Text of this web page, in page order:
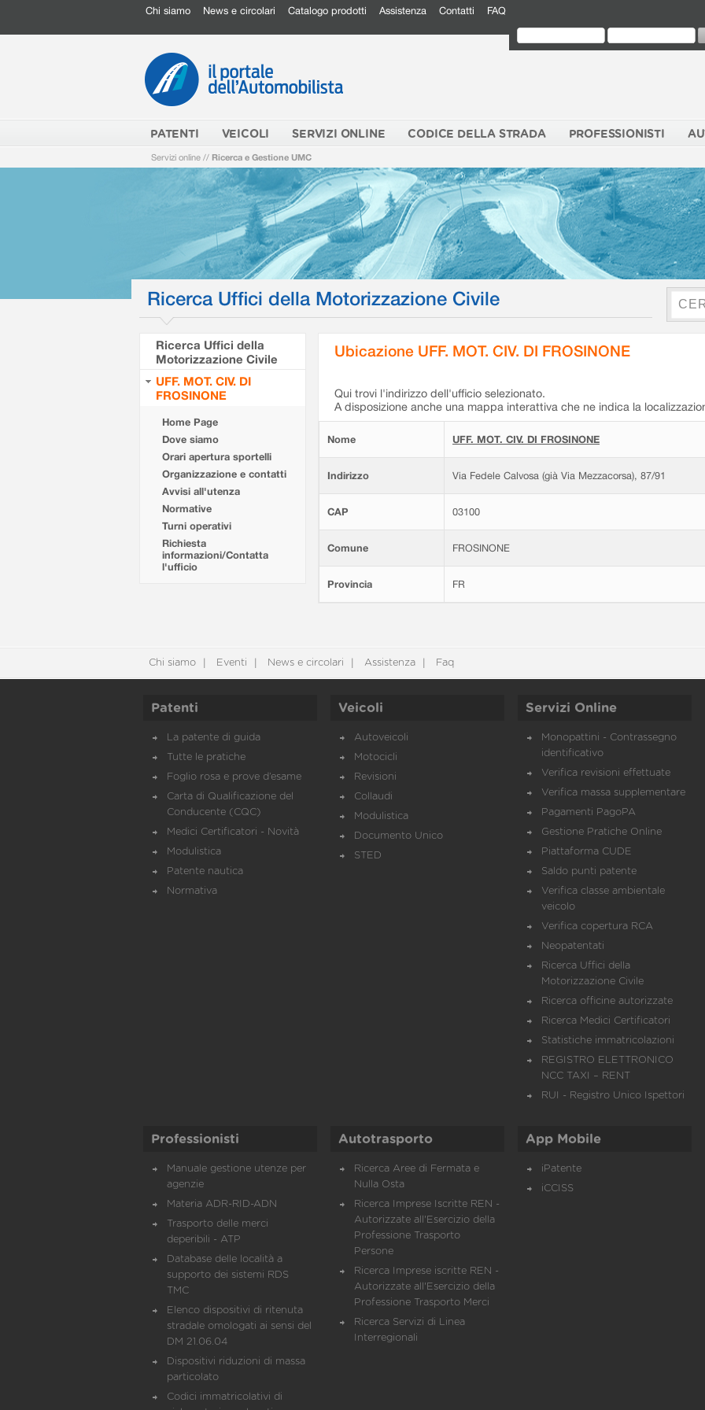
Chi siamo News e circolari Catalogo prodotti Assistenza Contatti FAQ
PATENTI VEICOLI SERVIZI ONLINE CODICE DELLA STRADA PROFESSIONISTI
Servizi online // Ricerca e Gestione UMC
Ricerca Uffici della Motorizzazione Civile
Ricerca Uffici della
Motorizzazione Civile
UFF. MOT. CIV. DI
FROSINONE
Home Page
Dove siamo
Orari apertura sportelli
Organizzazione e contatti
Avvisi all'utenza
Normative
Turni operativi
Richiesta
informazioni/Contatta
l'ufficio
Ubicazione UFF. MOT. CIV. DI FROSINONE
Qui trovi l'indirizzo dell'ufficio selezionato.
A disposizione anche una mappa interattiva che ne indica la
Nome UFF. MOT. CIV. DI FROSINONE
Indirizzo Via Fedele Calvosa (già Via Mezzacorsa), 87/91
CAP 03100
Comune FROSINONE
Provincia FR
Chi siamo Eventi News e circolari Assistenza Faq
Patenti
La patente di guida
Tutte le pratiche
Foglio rosa e prove d’esame
Carta di Qualificazione del
Conducente (CQC)
Medici Certificatori - Novità
Modulistica
Patente nautica
Normativa
Veicoli
Autoveicoli
Motocicli
Revisioni
Collaudi
Modulistica
Documento Unico
STED
Servizi Online
Monopattini - Contrassegno
identificativo
Verifica revisioni effettuate
Verifica massa supplementare
Pagamenti PagoPA
Gestione Pratiche Online
Piattaforma CUDE
Saldo punti patente
Verifica classe ambientale
veicolo
Verifica copertura RCA
Neopatentati
Ricerca Uffici della
Motorizzazione Civile
Ricerca officine autorizzate
Ricerca Medici Certificatori
Statistiche immatricolazioni
REGISTRO ELETTRONICO
NCC TAXI – RENT
RUI - Registro Unico Ispettori
Professionisti
Manuale gestione utenze per
agenzie
Materia ADR-RID-ADN
Trasporto delle merci
deperibili - ATP
Database delle località a
supporto dei sistemi RDS
TMC
Elenco dispositivi di ritenuta
stradale omologati ai sensi del
DM 21.06.04
Dispositivi riduzioni di massa
particolato
Codici immatricolativi di
Autotrasporto
Ricerca Aree di Fermata e
Nulla Osta
Ricerca Imprese Iscritte REN -
Autorizzate all'Esercizio della
Professione Trasporto
Persone
Ricerca Imprese iscritte REN -
Autorizzate all'Esercizio della
Professione Trasporto Merci
Ricerca Servizi di Linea
Interregionali
App Mobile
iPatente
iCCISS